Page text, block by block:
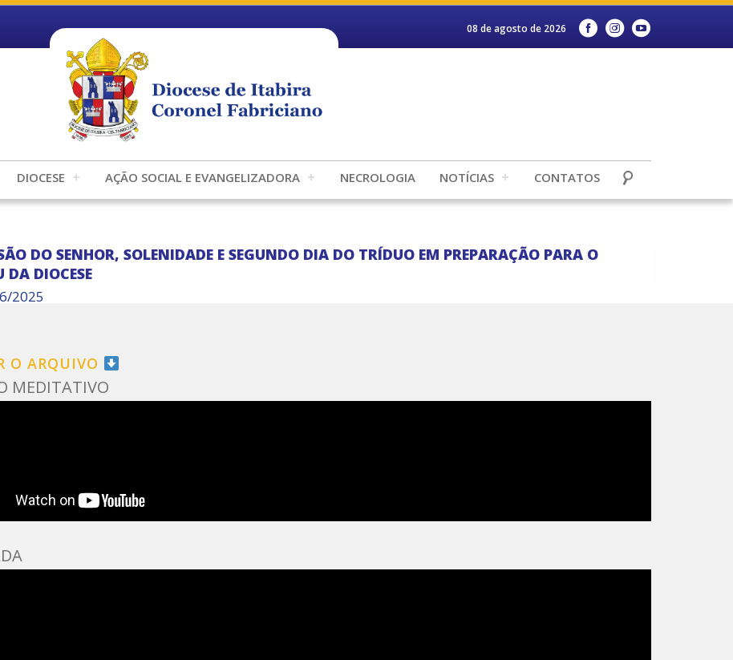
08 de agosto de 2026
DIOCESE AÇÃO SOCIAL E EVANGELIZADORA NECROLOGIA NOTÍCIAS CONTATOS
DO SENHOR, SOLENIDADE E SEGUNDO DIA DO TRÍDUO EM PREPARAÇÃO PARA O
DA DIOCESE
2025
O ARQUIVO
MEDITATIVO